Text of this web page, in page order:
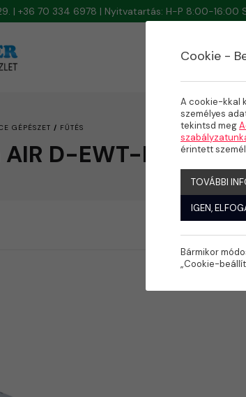
| +36 70 334 6978 | Nyitvatartás: H-P 8:00-16:00
GÉPÉSZET / FŰTÉS
D-EWT-L 1,5 kW
Cookie -
A cookie-kkal
személyes
tekintsd meg
érintett
TOVÁBBI
IGEN,
Bármikor
„Cookie-